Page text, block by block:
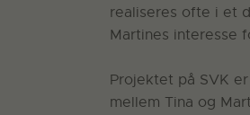
realiseres ofte i et
Martines interesse
Projektet på SVK
mellem Tina og